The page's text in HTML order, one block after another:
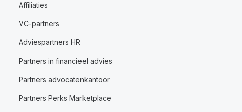
Affiliaties
VC-partners
Adviespartners HR
Partners in financieel advies
Partners advocatenkantoor
Partners Perks Marketplace